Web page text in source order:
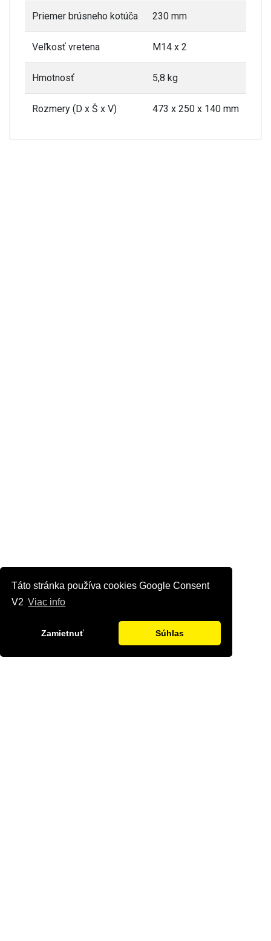
Táto stránka používa cookies Google Consent
V2 Viac info
Zamietnuť Súhlas
Priemer brúsneho kotúča 230 mm
Veľkosť vretena M14 x 2
Hmotnosť 5,8 kg
Rozmery (D x Š x V) 473 x 250 x 140 mm